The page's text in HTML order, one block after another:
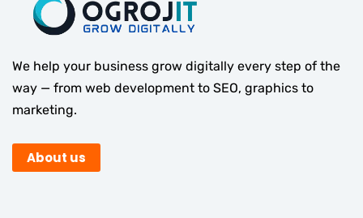
We help your business grow digitally every step of the
way — from web development to SEO, graphics to
marketing.
About us